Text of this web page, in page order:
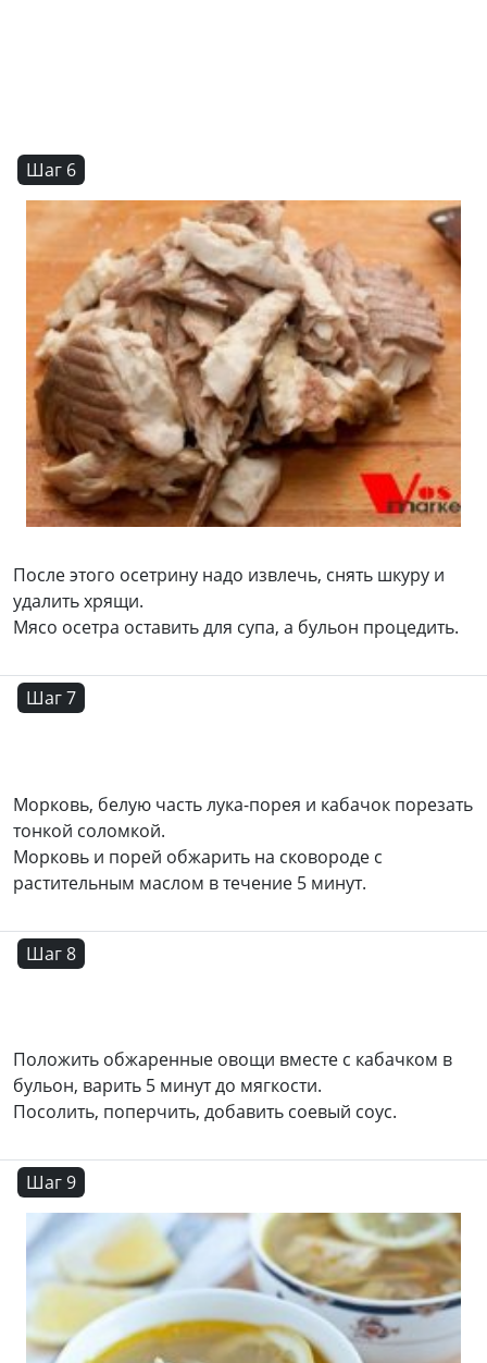
Шаг 6
После этого осетрину надо извлечь, снять шкуру и
удалить хрящи.
Мясо осетра оставить для супа, а бульон процедить.
Шаг 7
Морковь, белую часть лука-порея и кабачок порезать
тонкой соломкой.
Морковь и порей обжарить на сковороде с
растительным маслом в течение 5 минут.
Шаг 8
Положить обжаренные овощи вместе с кабачком в
бульон, варить 5 минут до мягкости.
Посолить, поперчить, добавить соевый соус.
Шаг 9